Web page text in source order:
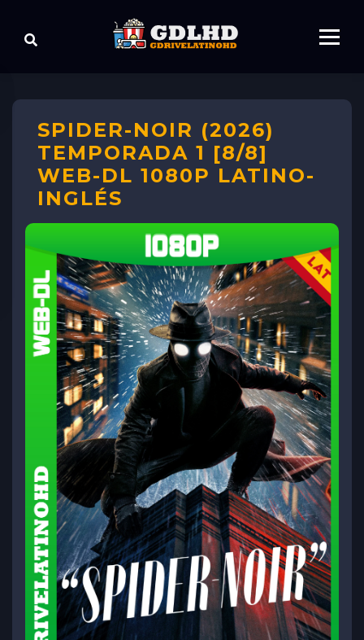
SPIDER-NOIR (2026)
TEMPORADA 1 [8/8]
WEB-DL 1080P LATINO-
INGLÉS